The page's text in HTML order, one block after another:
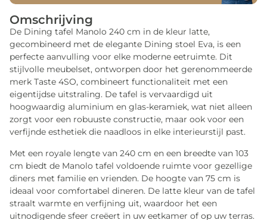
Omschrijving
De Dining tafel Manolo 240 cm in de kleur latte,
gecombineerd met de elegante Dining stoel Eva, is een
perfecte aanvulling voor elke moderne eetruimte. Dit
stijlvolle meubelset, ontworpen door het gerenommeerde
merk Taste 4SO, combineert functionaliteit met een
eigentijdse uitstraling. De tafel is vervaardigd uit
hoogwaardig aluminium en glas-keramiek, wat niet alleen
zorgt voor een robuuste constructie, maar ook voor een
verfijnde esthetiek die naadloos in elke interieurstijl past.
Met een royale lengte van 240 cm en een breedte van 103
cm biedt de Manolo tafel voldoende ruimte voor gezellige
diners met familie en vrienden. De hoogte van 75 cm is
ideaal voor comfortabel dineren. De latte kleur van de tafel
straalt warmte en verfijning uit, waardoor het een
uitnodigende sfeer creëert in uw eetkamer of op uw terras.